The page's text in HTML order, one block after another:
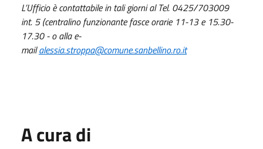
L’Ufficio è contattabile in tali giorni al Tel. 0425/703009
int. 5 (centralino funzionante fasce orarie 11-13 e 15.30-
17.30 - o alla e-
mailalessia.stroppa@comune.sanbellino.ro.it
A cura di